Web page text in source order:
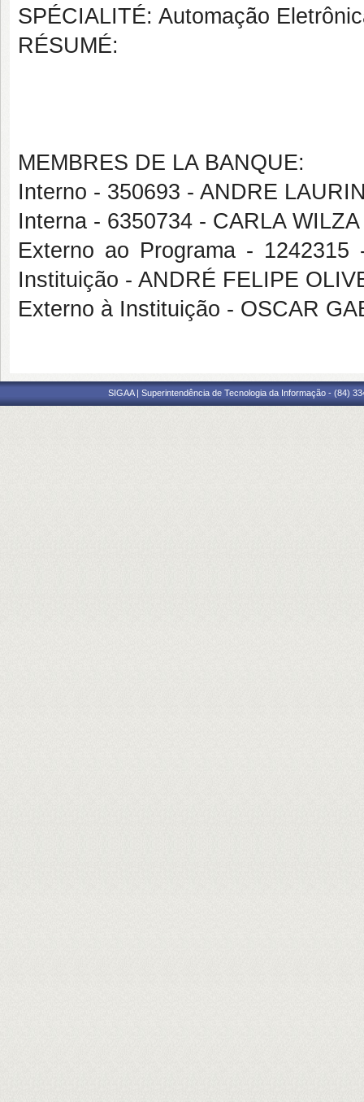
SPÉCIALITÉ: Automação
RÉSUMÉ:
MEMBRES DE LA BANQUE:
Interno - 350693 - ANDRE
Interna - 6350734 - CARLA
Externo ao Programa -
Instituição - ANDRÉ FELIPE
Externo à Instituição - OSCAR
SIGAA | Superintendência de Tecnologia da Informação - (84)